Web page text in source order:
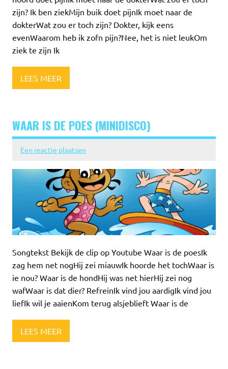
zijn? Ik ben ziekMijn buik doet pijnIk moet naar de
dokterWat zou er toch zijn? Dokter, kijk eens
evenWaarom heb ik zofn pijn?Nee, het is niet leukOm
ziek te zijn Ik
LEES MEER
WAAR IS DE POES (MINIDISCO)
Een reactie plaatsen
Songtekst Bekijk de clip op Youtube Waar is de poesIk
zag hem net nogHij zei miauwIk hoorde het tochWaar is
ie nou? Waar is de hondHij was net hierHij zei nog
wafWaar is dat dier? RefreinIk vind jou aardigIk vind jou
liefIk wil je aaienKom terug alsjeblieft Waar is de
LEES MEER